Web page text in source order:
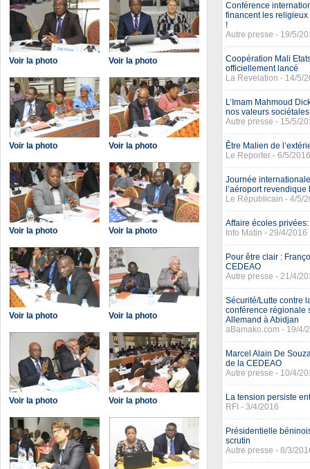
Voir la photo Voir la photo
Voir la photo Voir la photo
Voir la photo Voir la photo
Voir la photo Voir la photo
Voir la photo Voir la photo
Conférence
financent les
!
Autre presse - 19/5/
Coopération Mali
officiellement lancé
La Revelation - 14/5/
L’Imam Mahmoud
nos valeurs
Autre presse - 15/5/
Être Malien de
Le Reporter - 6/5/2016
Journée
l’aéroport
Le Républicain - 4/5/
Affaire écoles
Info Matin - 29/4/2016
Pour être clair :
CEDEAO
Autre presse - 21/4/
Sécurité/Lutte contre
conférence régionale
Allemand à Abidjan
aBamako.com - 19/4/
Marcel Alain De
de la CEDEAO
Autre presse - 10/4/
La tension persiste
RFI - 3/4/2016
Présidentielle
scrutin
Autre presse - 8/3/